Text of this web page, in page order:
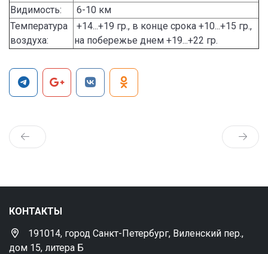
Видимость:
6-10 км
Температура
воздуха:
+14...+19 гр., в конце срока +10...+15 гр.,
на побережье днем +19...+22 гр.
КОНТАКТЫ
191014, город Санкт-Петербург, Виленский пер.,
дом 15, литера Б